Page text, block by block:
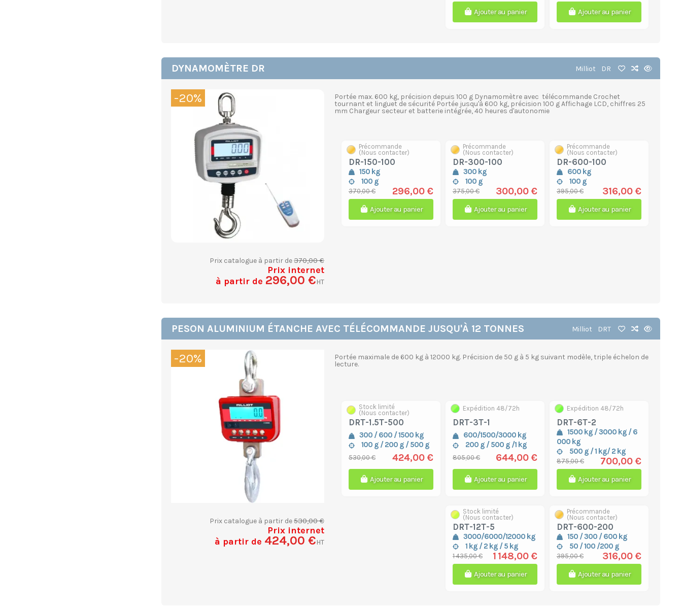
Ajouter au panier Ajouter au panier
DYNAMOMÈTRE DR Milliot DR
-20%
Prix catalogue à partir de370,00 €
Prix internet
à partir de 296,00 €HT
Portée max. 600 kg, précision depuis 100 g Dynamomètre avec télécommande Crochet
tournant et linguet de sécurité Portée jusqu'à 600 kg, précision 100 g Affichage LCD, chiffres 25
mm Chargeur secteur et batterie intégrée, 40 heures d'autonomie
DR-150-100
150 kg
100 g
Précommande
(Nous contacter)
370,00 € 296,00 €
Ajouter au panier
DR-300-100
300 kg
100 g
Précommande
(Nous contacter)
375,00 € 300,00 €
Ajouter au panier
DR-600-100
600 kg
100 g
Précommande
(Nous contacter)
395,00 € 316,00 €
Ajouter au panier
PESON ALUMINIUM ÉTANCHE AVEC TÉLÉCOMMANDE JUSQU'À 12 TONNES Milliot DRT
-20%
Prix catalogue à partir de530,00 €
Prix internet
à partir de 424,00 €HT
Portée maximale de 600 kg à 12000 kg. Précision de 50 g à 5 kg suivant modèle, triple échelon de
lecture.
DRT-1.5T-500
300 / 600 / 1500 kg
100 g / 200 g / 500 g
Stock limité
(Nous contacter)
530,00 € 424,00 €
Ajouter au panier
DRT-3T-1
600/1500/3000 kg
200 g / 500 g /1 kg
Expédition 48/72h
805,00 € 644,00 €
Ajouter au panier
DRT-6T-2
1500 kg / 3000 kg / 6
000 kg
500 g / 1 kg/ 2 kg
Expédition 48/72h
875,00 € 700,00 €
Ajouter au panier
DRT-12T-5
3000/6000/12000 kg
1 kg / 2 kg / 5 kg
Stock limité
(Nous contacter)
1 435,00 € 1 148,00 €
Ajouter au panier
DRT-600-200
150 / 300 / 600 kg
50 / 100 /200 g
Précommande
(Nous contacter)
395,00 € 316,00 €
Ajouter au panier